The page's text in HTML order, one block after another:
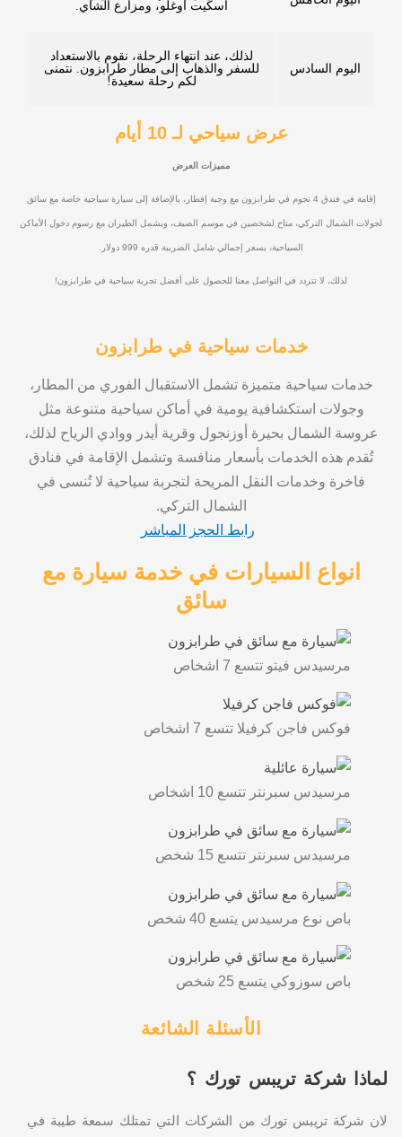
اسكيت أوغلو، ومزارع الشاي.
اليوم السادس
لذلك، عند انتهاء الرحلة، نقوم بالاستعداد
للسفر والذهاب إلى مطار طرابزون. نتمنى
لكم رحلة سعيدة!
عرض سياحي لـ 10 أيام
مميزات العرض
إقامة في فندق 4 نجوم في طرابزون مع وجبة إفطار، بالإضافة إلى سيارة سياحية خاصة مع سائق
لجولات الشمال التركي، متاح لشخصين في موسم الصيف، ويشمل الطيران مع رسوم دخول الأماكن
السياحية، بسعر إجمالي شامل الضريبة قدره 999 دولار.
لذلك، لا تتردد في التواصل معنا للحصول على أفضل تجربة سياحية في طرابزون!
خدمات سياحية في طرابزون
خدمات سياحية متميزة تشمل الاستقبال الفوري من المطار،
وجولات استكشافية يومية في أماكن سياحية متنوعة مثل
عروسة الشمال بحيرة أوزنجول وقرية أيدر ووادي الرياح لذلك،
تُقدم هذه الخدمات بأسعار منافسة وتشمل الإقامة في فنادق
فاخرة وخدمات النقل المريحة لتجربة سياحية لا تُنسى في
الشمال التركي.
رابط الحجز المباشر
انواع السيارات في خدمة سيارة مع
سائق
مرسيدس فيتو تتسع 7 اشخاص
⁠فوكس فاجن كرفيلا تتسع 7 اشخاص
مرسيدس سبرنتر تتسع 10 اشخاص
⁠مرسيدس سبرنتر تتسع 15 شخص
باص نوع مرسيدس يتسع 40 شخص
⁠باص سوزوكي يتسع 25 شخص
الأسئلة الشائعة
لماذا شركة تريبس تورك ؟
لان شركة تريبس تورك من الشركات التي تمتلك سمعة طيبة في